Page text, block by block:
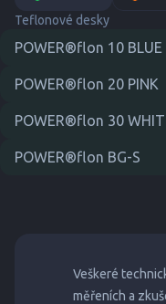
Teflonové desky
POWER®flon 10 BLUE
POWER®flon 20 PINK
POWER®flon 30
POWER®flon BG-S
Veškeré
měřeních a